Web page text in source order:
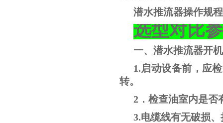
潜水推流器操作规程
选型对比
一、潜水推流器开
1.启动设备前，应
转。
2．检查油室内是否
3.电缆线有无破损